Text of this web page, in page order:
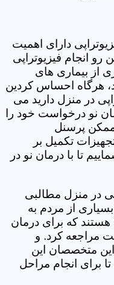
دارای اهمیت
رو انجام فیزیوتراپی
از بیماری های
هرگاه احساس کردین
در منزل دارید می
نو درخواست خود را
ممکن پرسنل
تکمیل بر
تا با درمان نو در
در منزل مطالبی
از مردم به
هستند که برای درمان
مراجعه کرد. و
این متخصصان این
برای انجام مراحل